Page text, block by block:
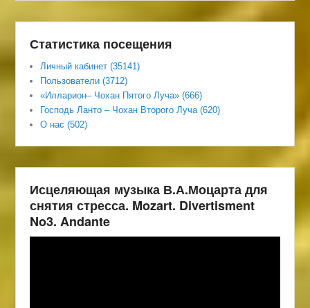
Статистика посещения
Личный кабинет (35141)
Пользователи (3712)
«Илларион– Чохан Пятого Луча» (666)
Господь Ланто – Чохан Второго Луча (620)
О нас (502)
Исцеляющая музыка В.А.Моцарта для
снятия стресса. Mozart. Divertisment
No3. Andante